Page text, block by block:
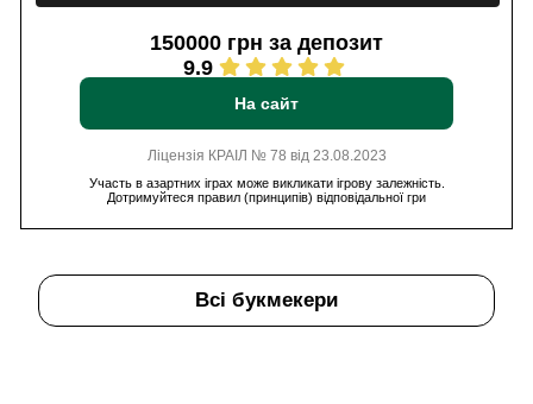
150000 грн за депозит
9.9
На сайт
Ліцензія КРАІЛ № 78 від 23.08.2023
Участь в азартних іграх може викликати ігрову залежність.
Дотримуйтеся правил (принципів) відповідальної гри
Всі букмекери